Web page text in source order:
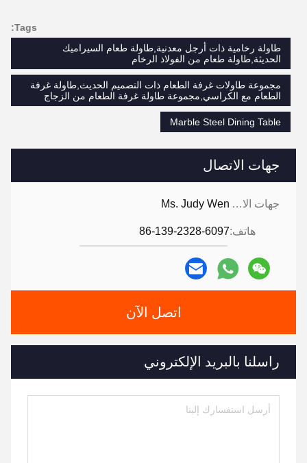
جهات الاتصال
جهات الاتصال: Ms. Judy Wen
هاتف:86-139-2328-6097
اتصل الآن
راسلنا بالبريد الإلكتروني
Tags:
طاولة رخامية ذات أرجل معدنية,طاولة طعام السيراميك
الحديثة,طاولة طعام من الفولاذ الرخام
مجموعة طاولات غرفة الطعام ذات التصميم الحديث,طاولة غرفة
الطعام مع الكراسي,مجموعة طاولة غرفة الطعام من الزجاج
Marble Steel Dining Table